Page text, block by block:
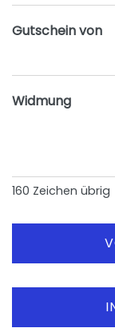
Gutschein von
Widmung
160 Zeichen übrig